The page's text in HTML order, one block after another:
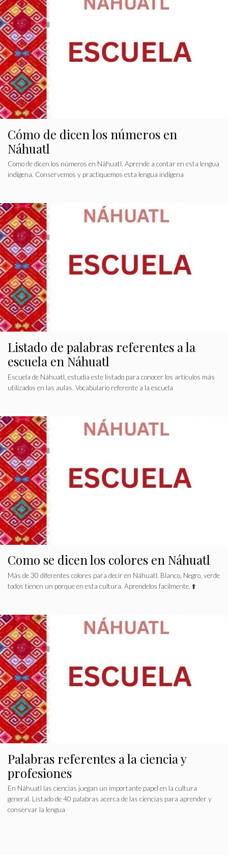
Cómo de dicen los números en
Náhuatl
Como de dicen los números en Náhuatl. Aprende a contar en esta lengua
indígena. Conservemos y practiquemos esta lengua indígena
Listado de palabras referentes a la
escuela en Náhuatl
Escuela de Náhuatl, estudia este listado para conocer los artículos más
utilizados en las aulas. Vocabulario referente a la escuela
Como se dicen los colores en Náhuatl
Más de 30 diferentes colores para decir en Náhuatl. Blanco, Negro, verde
todos tienen un porque en esta cultura. Aprendelos facilmente. ⬆️
Palabras referentes a la ciencia y
profesiones
En Náhuatl las ciencias juegan un importante papel en la cultura
general. Listado de 40 palabras acerca de las ciencias para aprender y
conservar la lengua